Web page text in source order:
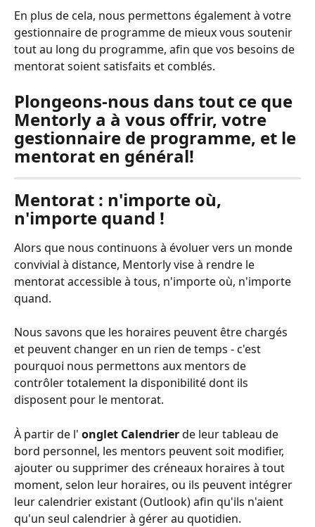
En plus de cela, nous permettons également à votre
gestionnaire de programme de mieux vous soutenir
tout au long du programme, afin que vos besoins de
mentorat soient satisfaits et comblés.
Plongeons-nous dans tout ce que
Mentorly a à vous offrir, votre
gestionnaire de programme, et le
mentorat en général!
Mentorat : n'importe où,
n'importe quand !
Alors que nous continuons à évoluer vers un monde
convivial à distance, Mentorly vise à rendre le
mentorat accessible à tous, n'importe où, n'importe
quand.
Nous savons que les horaires peuvent être chargés
et peuvent changer en un rien de temps - c'est
pourquoi nous permettons aux mentors de
contrôler totalement la disponibilité dont ils
disposent pour le mentorat.
À partir de l' onglet Calendrier de leur tableau de
bord personnel, les mentors peuvent soit modifier,
ajouter ou supprimer des créneaux horaires à tout
moment, selon leur horaires, ou ils peuvent intégrer
leur calendrier existant (Outlook) afin qu'ils n'aient
qu'un seul calendrier à gérer au quotidien.